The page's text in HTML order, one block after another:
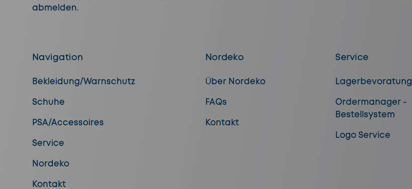
abmelden.
Navigation
Bekleidung/Warnschutz
Schuhe
PSA/Accessoires
Service
Nordeko
Kontakt
Nordeko
Über Nordeko
FAQs
Kontakt
Service
Lagerbevoratung
Ordermanager -
Bestellsystem
Logo Service